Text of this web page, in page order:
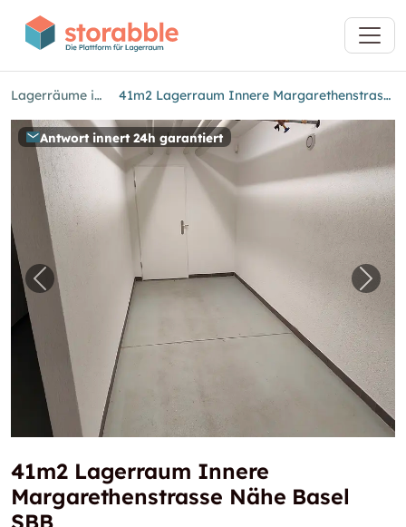
Lagerräume in Basel 41m2 Lagerraum Innere Margarethenstrasse Nähe Basel SBB
Antwort innert 24h garantiert
Vorheriges Bild für "41m2 Lagerraum Innere
41m2 Lagerraum Innere
Margarethenstrasse Nähe Basel